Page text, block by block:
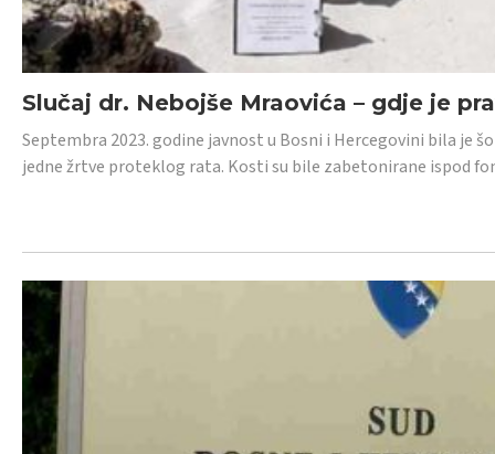
Slučaj dr. Nebojše Mraovića – gdje je
Septembra 2023. godine javnost u Bosni i Hercegovini bila je
jedne žrtve proteklog rata. Kosti su bile zabetonirane ispod